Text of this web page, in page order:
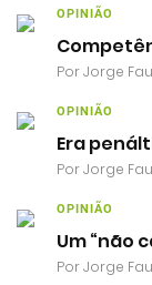
OPINIÃO
PorJorge
OPINIÃO
Era
PorJorge
OPINIÃO
Um “não
PorJorge